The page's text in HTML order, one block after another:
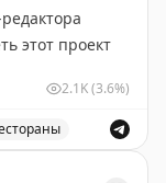
этот проект
Пришла в
в одной
2.1K(3.6%)